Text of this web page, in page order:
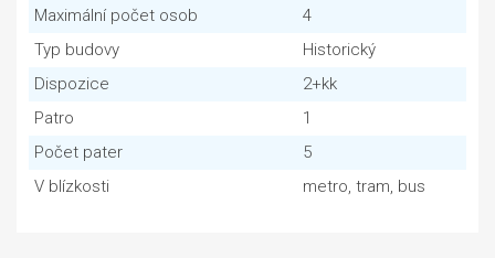
Maximální počet osob
4
Typ budovy
Historický
Dispozice
2+kk
Patro
1
Počet pater
5
V blízkosti
metro, tram, bus